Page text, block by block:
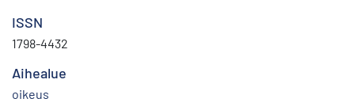
ISSN
1798-4432
Aihealue
oikeus